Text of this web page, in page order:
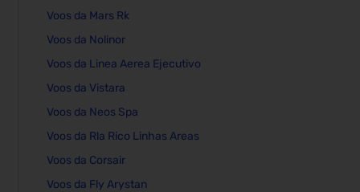
Voos da Mars Rk
Voos da Nolinor
Voos da Linea Aerea Ejecutivo
Voos da Vistara
Voos da Neos Spa
Voos da Rla Rico Linhas Areas
Voos da Corsair
Voos da Fly Arystan